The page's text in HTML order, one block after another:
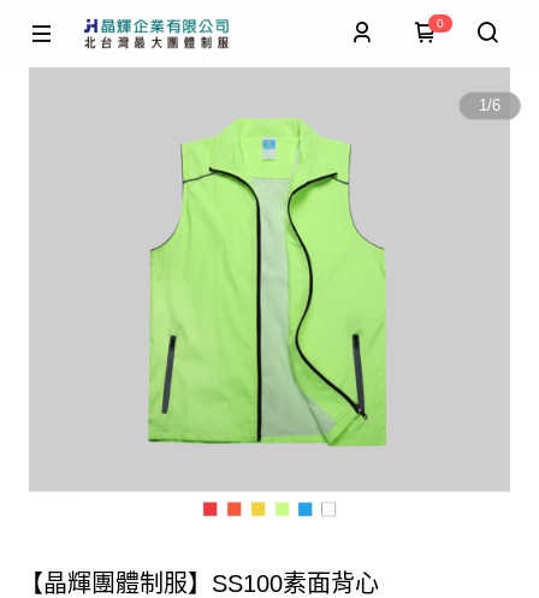
0
1/6
【晶輝團體制服】SS100素面背心